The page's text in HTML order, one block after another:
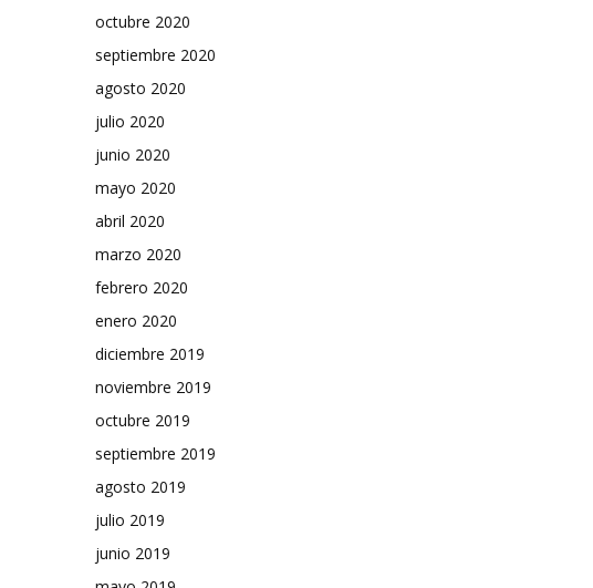
octubre 2020
septiembre 2020
agosto 2020
julio 2020
junio 2020
mayo 2020
abril 2020
marzo 2020
febrero 2020
enero 2020
diciembre 2019
noviembre 2019
octubre 2019
septiembre 2019
agosto 2019
julio 2019
junio 2019